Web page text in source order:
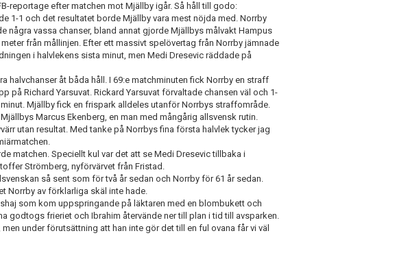
reportage efter matchen mot Mjällby igår. Så håll till godo:
1-1 och det resultatet borde Mjällby vara mest nöjda med. Norrby
vassa chanser, bland annat gjorde Mjällbys målvakt Hampus
från mållinjen. Efter ett massivt spelövertag från Norrby jämnade
i halvlekens sista minut, men Medi Dresevic räddade på
åt båda håll. I 69:e matchminuten fick Norrby en straff
Richard Yarsuvat. Rickard Yarsuvat förvaltade chansen väl och 1-
Mjällby fick en frispark alldeles utanför Norrbys straffområde.
Marcus Ekenberg, en man med mångårig allsvensk rutin.
utan resultat. Med tanke på Norrbys fina första halvlek tycker jag
matchen. Speciellt kul var det att se Medi Dresevic tillbaka i
Strömberg, nyförvärvet från Fristad.
så sent som för två år sedan och Norrby för 61 år sedan.
Norrby av förklarliga skäl inte hade.
som kom uppspringande på läktaren med en blombukett och
godtogs frieriet och Ibrahim återvände ner till plan i tid till avsparken.
under förutsättning att han inte gör det till en ful ovana får vi väl